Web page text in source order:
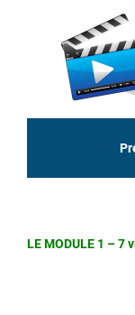
LE MODULE 1 – 7